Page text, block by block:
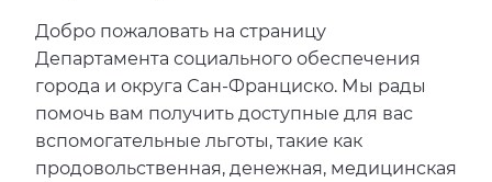
Добро пожаловать на страницу
Департамента социального обеспечения
города и округа Сан-Франциско. Мы рады
помочь вам получить доступные для вас
вспомогательные льготы, такие как
продовольственная, денежная, медицинская